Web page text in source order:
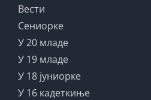
Вести
Сениорке
У 20 младе
У 19 младе
У 18 јуниорке
У 16 кадеткиње